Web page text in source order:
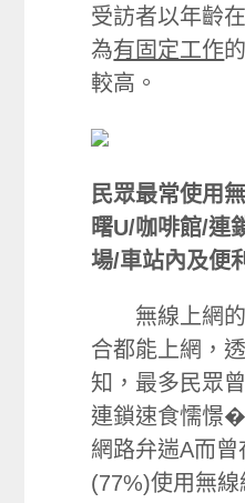
受訪者以年齡在
為有固定工作
較高。
民眾最常使用
曙U/咖啡館/連
場/車站內及便
無線上網的
合都能上網，
知，最多民眾
連鎖速食懦憬
網路弁遄A而
(77%)使用無